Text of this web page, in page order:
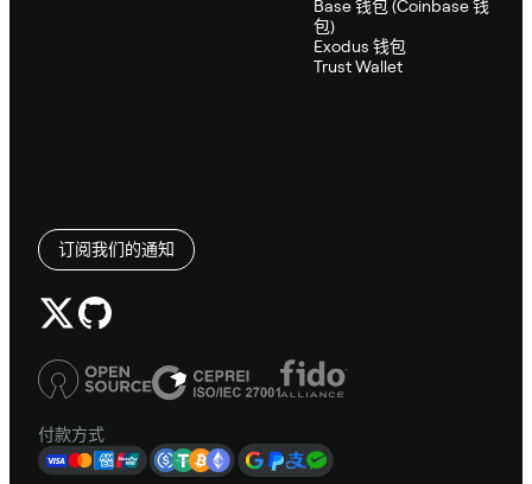
Base 钱包 (Coinbase 钱
包)
Exodus 钱包
Trust Wallet
订阅我们的通知
付款方式